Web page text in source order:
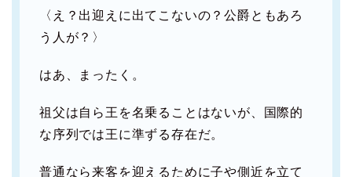
〈え？出迎えに出てこないの？公爵ともあろ
う人が？〉
はあ、まったく。
祖父は自ら王を名乗ることはないが、国際的
な序列では王に準ずる存在だ。
普通なら来客を迎えるために子や側近を立て